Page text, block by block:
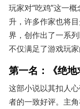
玩家对“吃鸡”这一
升，许多作家也将
界，创作出了一系
不仅满足了游戏玩
第一名：《绝地
这部小说以其扣人
者的一致好评。主